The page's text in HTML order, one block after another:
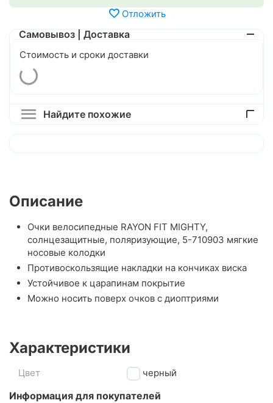
Отложить
Самовывоз | Доставка
Стоимость и сроки доставки
Найдите похожие
Описание
Очки велосипедные RAYON FIT MIGHTY,
солнцезащитные, поляризующие, 5-710903 мягкие
носовые колодки
Противоскользящие накладки на кончиках виска
Устойчивое к царапинам покрытие
Можно носить поверх очков c диоптриями
Характеристики
Цвет черный
Информация для покупателей